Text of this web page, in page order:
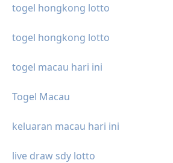
togel hongkong lotto
togel hongkong lotto
togel macau hari ini
Togel Macau
keluaran macau hari ini
live draw sdy lotto